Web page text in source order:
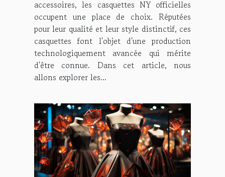
accessoires, les casquettes NY officielles
occupent une place de choix. Réputées
pour leur qualité et leur style distinctif, ces
casquettes font l'objet d'une production
technologiquement avancée qui mérite
d'être connue. Dans cet article, nous
allons explorer les...